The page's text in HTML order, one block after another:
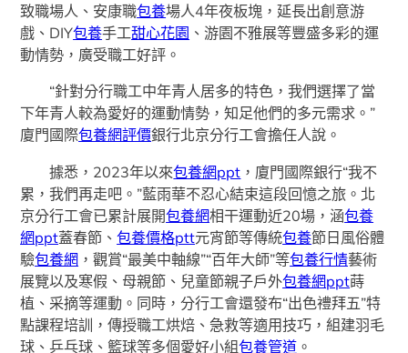
致職場人、安康職包養場人4年夜板塊，延長出創意游
戲、DIY包養手工甜心花園 、游園不雅展等豐盛多彩的運
動情勢，廣受職工好評。
“針對分行職工中年青人居多的特色，我們選擇了當
下年青人較為愛好的運動情勢，知足他們的多元需求。”
廈門國際包養網評價銀行北京分行工會擔任人說。
據悉，2023年以來包養網ppt ，廈門國際銀行“我不
累，我們再走吧。”藍雨華不忍心結束這段回憶之旅。北
京分行工會已累計展開包養網相干運動近20場，涵包養
網ppt蓋春節、包養價格ptt元宵節等傳統包養節日風俗體
驗包養網 ，觀賞“最美中軸線”“百年大師”等包養行情藝術
展覽以及寒假、母親節、兒童節親子戶外包養網ppt蒔
植、采摘等運動。同時，分行工會還發布“出色禮拜五”特
點課程培訓，傳授職工烘焙、急救等適用技巧，組建羽毛
球、乒乓球、籃球等多個愛好小組包養管道 。